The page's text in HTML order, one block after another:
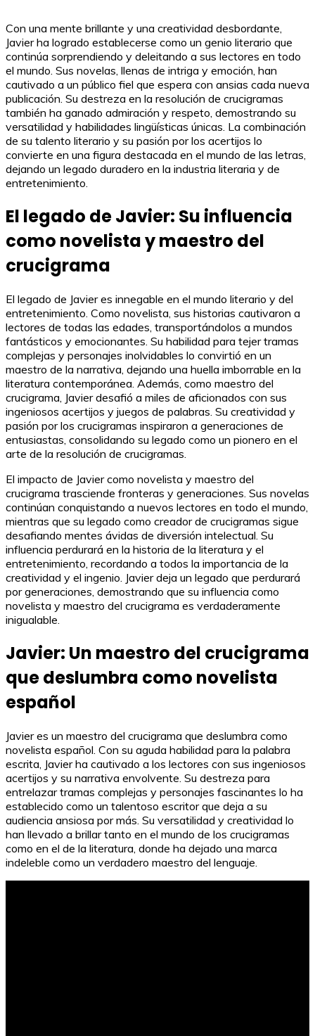
Con una mente brillante y una creatividad desbordante,
Javier ha logrado establecerse como un genio literario que
continúa sorprendiendo y deleitando a sus lectores en todo
el mundo. Sus novelas, llenas de intriga y emoción, han
cautivado a un público fiel que espera con ansias cada nueva
publicación. Su destreza en la resolución de crucigramas
también ha ganado admiración y respeto, demostrando su
versatilidad y habilidades lingüísticas únicas. La combinación
de su talento literario y su pasión por los acertijos lo
convierte en una figura destacada en el mundo de las letras,
dejando un legado duradero en la industria literaria y de
entretenimiento.
El legado de Javier: Su influencia
como novelista y maestro del
crucigrama
El legado de Javier es innegable en el mundo literario y del
entretenimiento. Como novelista, sus historias cautivaron a
lectores de todas las edades, transportándolos a mundos
fantásticos y emocionantes. Su habilidad para tejer tramas
complejas y personajes inolvidables lo convirtió en un
maestro de la narrativa, dejando una huella imborrable en la
literatura contemporánea. Además, como maestro del
crucigrama, Javier desafió a miles de aficionados con sus
ingeniosos acertijos y juegos de palabras. Su creatividad y
pasión por los crucigramas inspiraron a generaciones de
entusiastas, consolidando su legado como un pionero en el
arte de la resolución de crucigramas.
El impacto de Javier como novelista y maestro del
crucigrama trasciende fronteras y generaciones. Sus novelas
continúan conquistando a nuevos lectores en todo el mundo,
mientras que su legado como creador de crucigramas sigue
desafiando mentes ávidas de diversión intelectual. Su
influencia perdurará en la historia de la literatura y el
entretenimiento, recordando a todos la importancia de la
creatividad y el ingenio. Javier deja un legado que perdurará
por generaciones, demostrando que su influencia como
novelista y maestro del crucigrama es verdaderamente
inigualable.
Javier: Un maestro del crucigrama
que deslumbra como novelista
español
Javier es un maestro del crucigrama que deslumbra como
novelista español. Con su aguda habilidad para la palabra
escrita, Javier ha cautivado a los lectores con sus ingeniosos
acertijos y su narrativa envolvente. Su destreza para
entrelazar tramas complejas y personajes fascinantes lo ha
establecido como un talentoso escritor que deja a su
audiencia ansiosa por más. Su versatilidad y creatividad lo
han llevado a brillar tanto en el mundo de los crucigramas
como en el de la literatura, donde ha dejado una marca
indeleble como un verdadero maestro del lenguaje.